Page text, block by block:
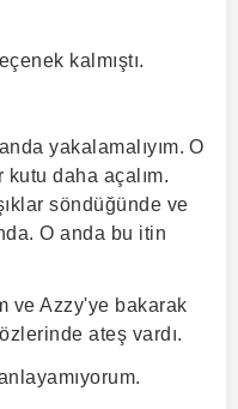
kalmıştı.
yakalamalıyım. O
daha açalım.
söndüğünde ve
O anda bu itin
ve Azzy'ye bakarak
ateş vardı.